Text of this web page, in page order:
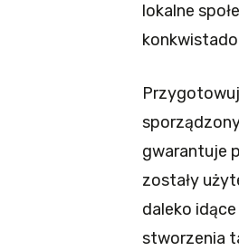
lokalne
gwarantuje
zostały
daleko
stworzenia